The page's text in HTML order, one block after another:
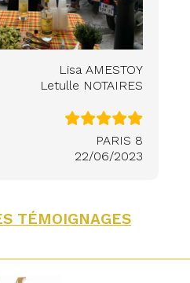
Lisa AMESTOY
Letulle NOTAIRES
PARIS 8
22/06/2023
TÉMOIGNAGES